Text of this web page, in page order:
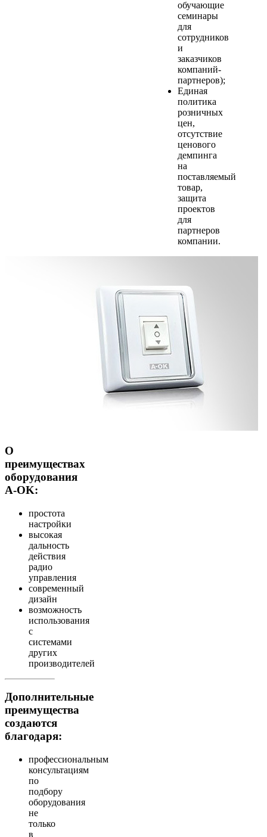
обучающие
семинары
для
сотрудников
и
заказчиков
компаний-
партнеров);
Единая
политика
розничных
цен,
отсутствие
ценового
демпинга
на
поставляемый
товар,
защита
проектов
для
партнеров
компании.
О
преимуществах
оборудования
A-OK:
простота
настройки
высокая
дальность
действия
радио
управления
современный
дизайн
возможность
использования
с
системами
других
производителей
Дополнительные
преимущества
создаются
благодаря:
профессиональным
консультациям
по
подбору
оборудования
не
только
в